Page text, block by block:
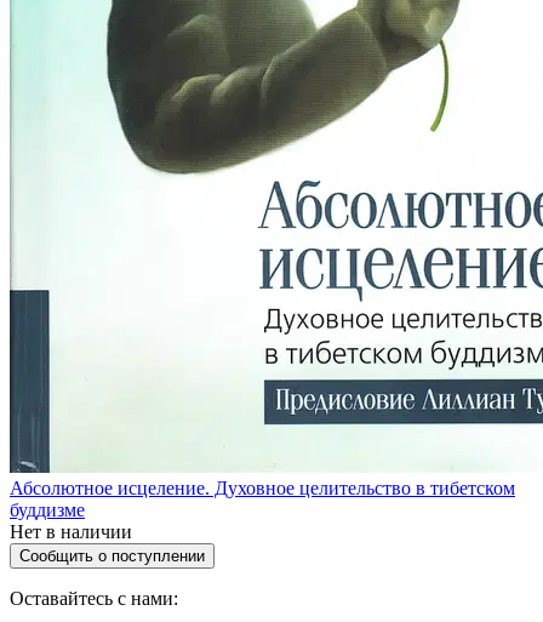
Абсолютное исцеление. Духовное целительство в тибетском
буддизме
Нет в наличии
Сообщить о поступлении
Оставайтесь с нами: